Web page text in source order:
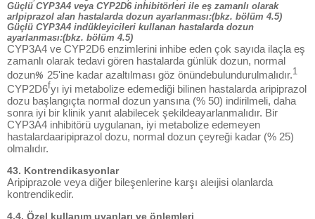
Güçlü CYP3A4 veya CYP2D6 inhibitörleri ile eş zamanlı olarak
arlpiprazol alan hastalarda dozun ayarlanması:(bkz. bölüm 4.5)
Güçlü CYP3A4 indükleyicileri kullanan hastalarda dozun
ayarlanması:(bkz. bölüm 4.5)
CYP3A4 ve CYP2D6 enzimlerini inhibe eden çok sayıda ilaçla eş
zamanlı olarak tedavi gören hastalarda günlük dozun, normal
dozun% 25'ine kadar azaltılması göz önündebulundurulmalıdır.1
CYP2D6fyı iyi metabolize edemediği bilinen hastalarda aripiprazol
dozu başlangıçta normal dozun yansına (% 50) indirilmeli, daha
sonra iyi bir klinik yanıt alabilecek şekildeayarlanmalıdır. Bir
CYP3A4 inhibitörü uygulanan, iyi metabolize edemeyen
hastalardaaripiprazol dozu, normal dozun çeyreği kadar (% 25)
olmalıdır.
43. Kontrendikasyonlar
Aripiprazole veya diğer bileşenlerine karşı aleıjisi olanlarda
kontrendikedir.
4.4. Özel kullanım uyanları ve önlemleri